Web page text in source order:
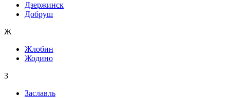
Дзержинск
Добруш
Ж
Жлобин
Жодино
З
Заславль